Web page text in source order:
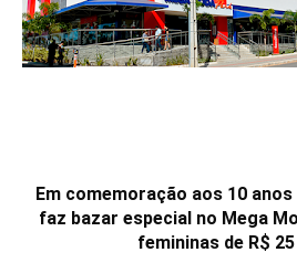
Em comemoração aos 10
faz bazar especial no Mega
femininas de R$ 25